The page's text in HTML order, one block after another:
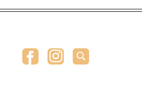
Facebook Instagram